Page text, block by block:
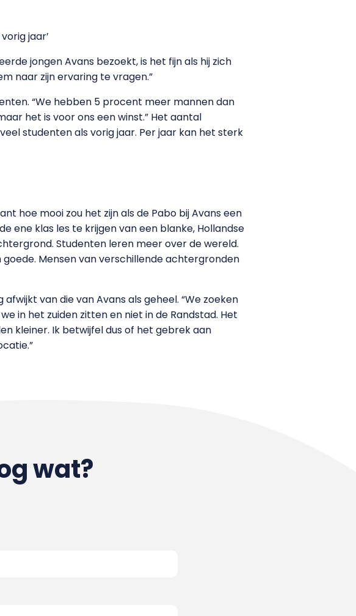
jaar’
jongen Avans bezoekt, is het fijn als hij zich
naar zijn ervaring te vragen.”
“We hebben 5 procent meer mannen dan
het is voor ons een winst.” Het aantal
studenten als vorig jaar. Per jaar kan het sterk
hoe mooi zou het zijn als de Pabo bij Avans een
ene klas les te krijgen van een blanke, Hollandse
Studenten leren meer over de wereld.
Mensen van verschillende achtergronden
van die van Avans als geheel. “We zoeken
in het zuiden zitten en niet in de Randstad. Het
kleiner. Ik betwijfel dus of het gebrek aan
wat?